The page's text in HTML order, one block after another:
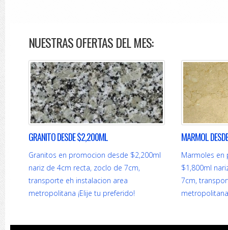
NUESTRAS OFERTAS DEL MES:
GRANITO DESDE $2,200ML
Granitos en promocion desde $2,200ml
nariz de 4cm recta, zoclo de 7cm,
transporte eh instalacion area
metropolitana ¡Elije tu preferido!
MARMOL
Marmoles
$1,800ml
7cm,